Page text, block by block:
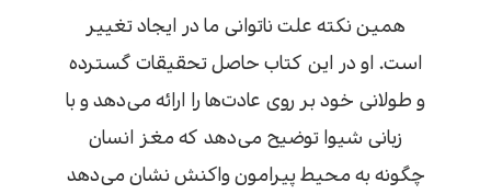
همین نکته علت ناتوانی ما در ایجاد تغییر
است. او در این کتاب حاصل تحقیقات گسترده
و طولانی خود بر روی عادت‌ها را ارائه می‌دهد و با
زبانی شیوا توضیح می‌دهد که مغز انسان
چگونه به محیط پیرامون واکنش نشان می‌دهد